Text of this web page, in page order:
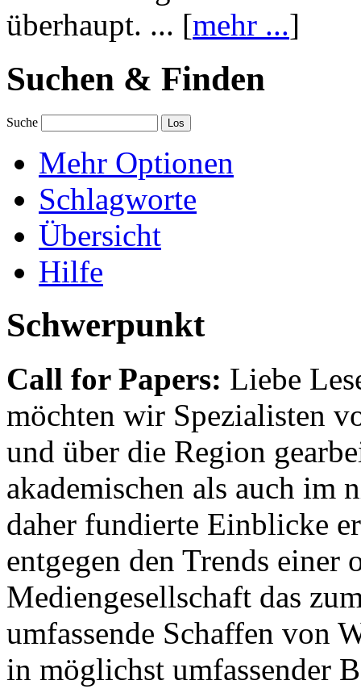
überhaupt. ... [mehr ...]
Suchen & Finden
Suche
Mehr Optionen
Schlagworte
Übersicht
Hilfe
Schwerpunkt
Call for Papers: Liebe
möchten wir Spezialisten
und über die Region
akademischen als auch im
daher fundierte Einblicke
entgegen den Trends einer
Mediengesellschaft das
umfassende Schaffen von
in möglichst umfassender